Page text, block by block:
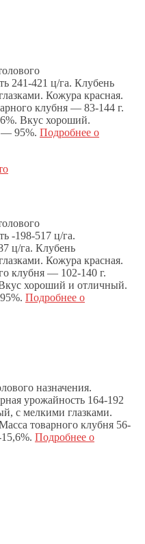
241-421 ц/га. Клубень
Кожура красная.
клубня — 83-144 г.
Вкус хороший.
— 95%. Подробнее о
-198-517 ц/га.
ц/га. Клубень
Кожура красная.
клубня — 102-140 г.
хороший и отличный.
Подробнее о
назначения.
урожайность 164-192
с мелкими глазками.
товарного клубня 56-
Подробнее о